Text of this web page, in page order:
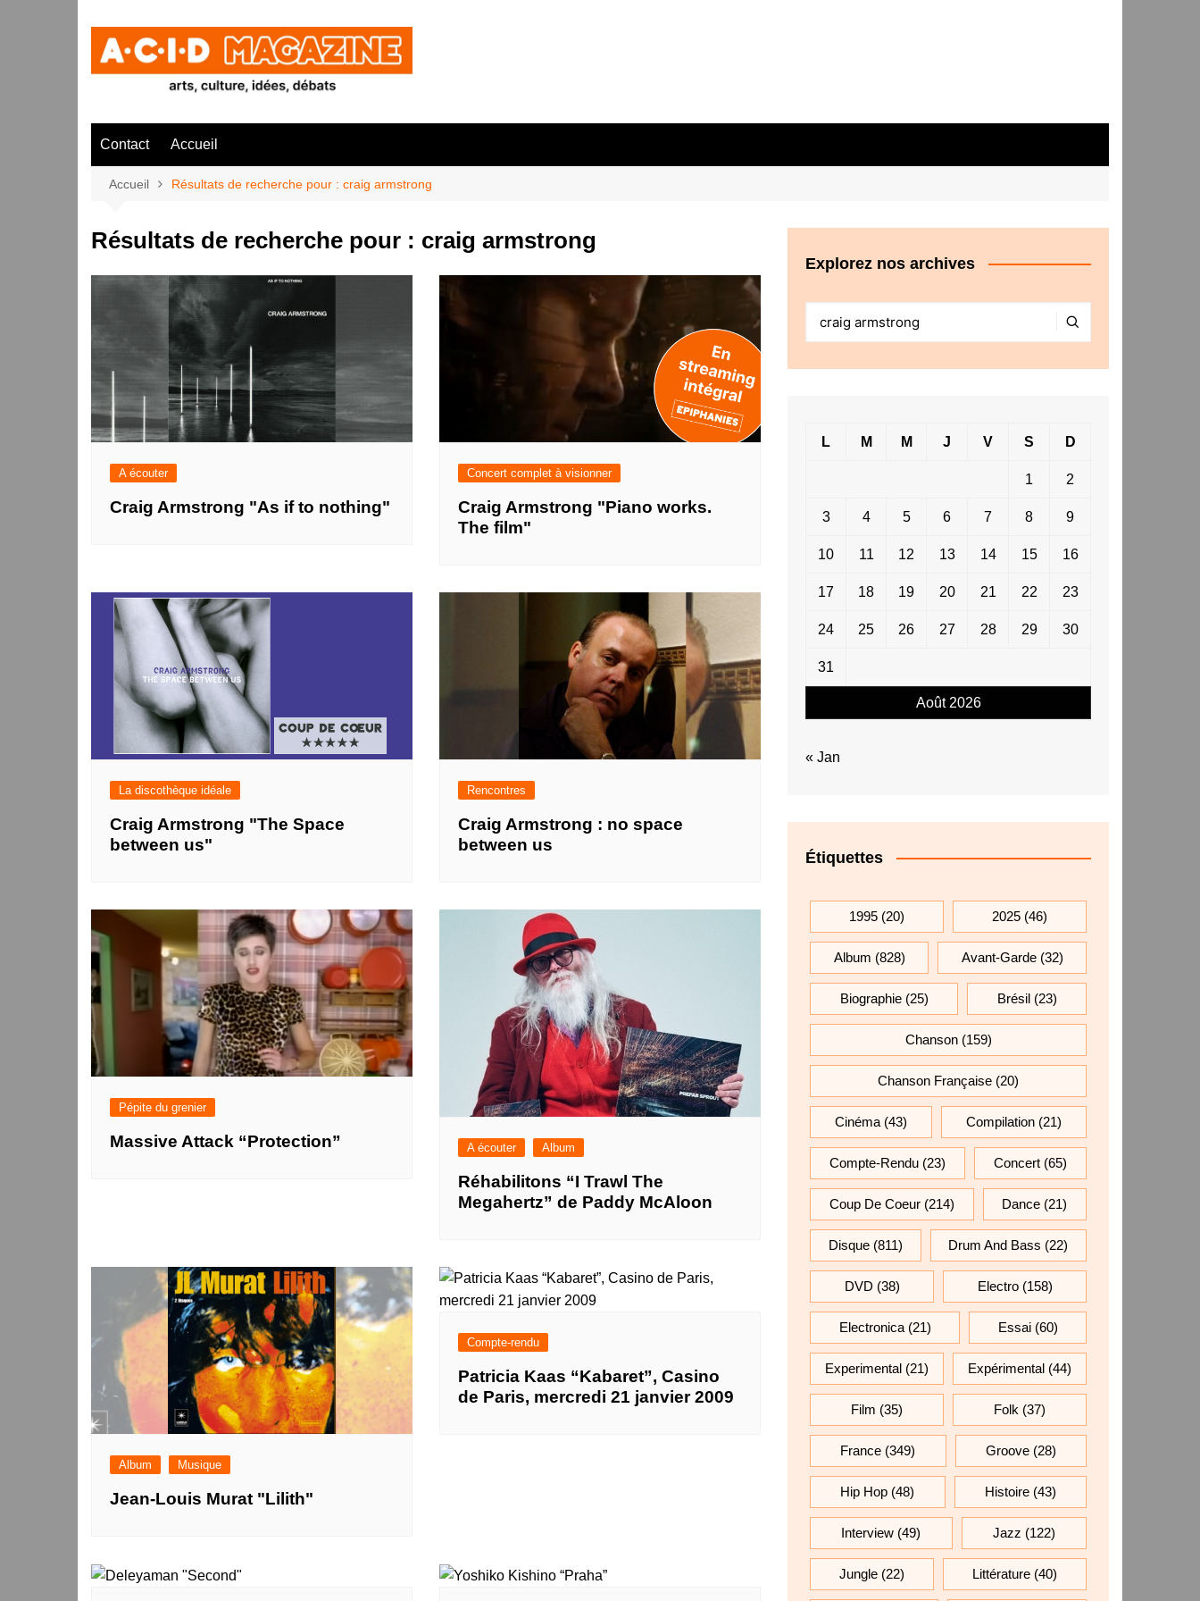
Contact Accueil
Accueil Résultats de recherche pour : craig armstrong
Résultats de recherche pour : craig armstrong
A écouter
Craig Armstrong "As if to nothing"
Concert complet à visionner
Craig Armstrong "Piano works.
The film"
La discothèque idéale
Craig Armstrong "The Space
between us"
Rencontres
Craig Armstrong : no space
between us
Pépite du grenier
Massive Attack “Protection” A écouter Album
Réhabilitons “I Trawl The
Megahertz” de Paddy McAloon
Album Musique
Jean-Louis Murat "Lilith"
Compte-rendu
Patricia Kaas “Kabaret”, Casino
de Paris, mercredi 21 janvier 2009
Explorez nos archives
Août 2026
L M M J V S D
1 2
3 4 5 6 7 8 9
10 11 12 13 14 15 16
17 18 19 20 21 22 23
24 25 26 27 28 29 30
31
« Jan
Étiquettes
1995 (20) 2025 (46)
Album (828) Avant-Garde(32)
Biographie(25) Brésil(23)
Chanson(159)
Chanson Française (20)
Cinéma (43) Compilation (21)
Compte-Rendu (23) Concert (65)
Coup De Coeur(214) Dance (21)
Disque(811) Drum And Bass (22)
DVD (38) Electro(158)
Electronica(21) Essai(60)
Experimental (21) Expérimental (44)
Film (35) Folk (37)
France (349) Groove(28)
Hip Hop (48) Histoire(43)
Interview (49) Jazz (122)
Jungle (22) Littérature (40)